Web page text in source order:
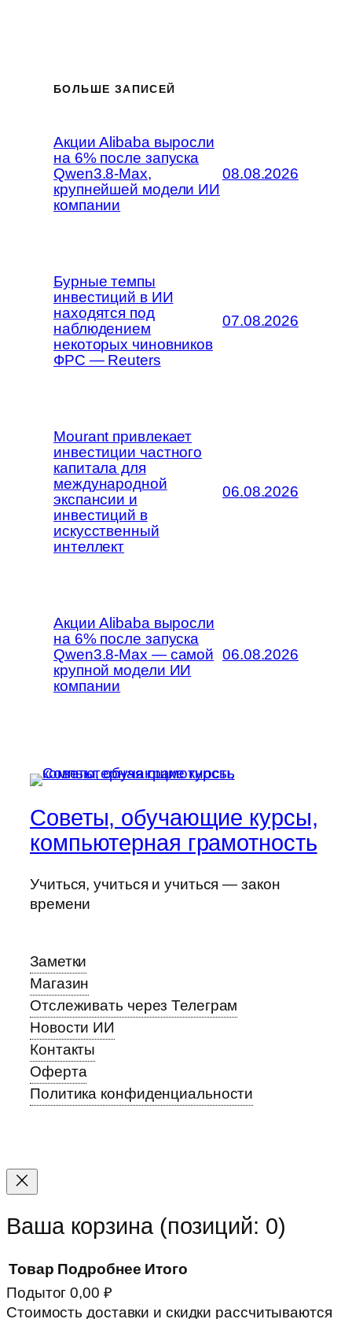
БОЛЬШЕ ЗАПИСЕЙ
Акции Alibaba выросли
на 6% после запуска
Qwen3.8-Max,
крупнейшей модели ИИ
компании
08.08.2026
Бурные темпы
инвестиций в ИИ
находятся под
наблюдением
некоторых чиновников
ФРС — Reuters
07.08.2026
Mourant привлекает
инвестиции частного
капитала для
международной
экспансии и
инвестиций в
искусственный
интеллект
06.08.2026
Акции Alibaba выросли
на 6% после запуска
Qwen3.8-Max — самой
крупной модели ИИ
компании
06.08.2026
Советы, обучающие курсы,
компьютерная грамотность
Учиться, учиться и учиться — закон
времени
Заметки
Магазин
Отслеживать через Телеграм
Новости ИИ
Контакты
Оферта
Политика конфиденциальности
Прокрутка
вверх
Ваша корзина (позиций: 0)
Товары
Товар Подробнее Итого
Подытог0,00 ₽
Стоимость доставки и скидки рассчитываются